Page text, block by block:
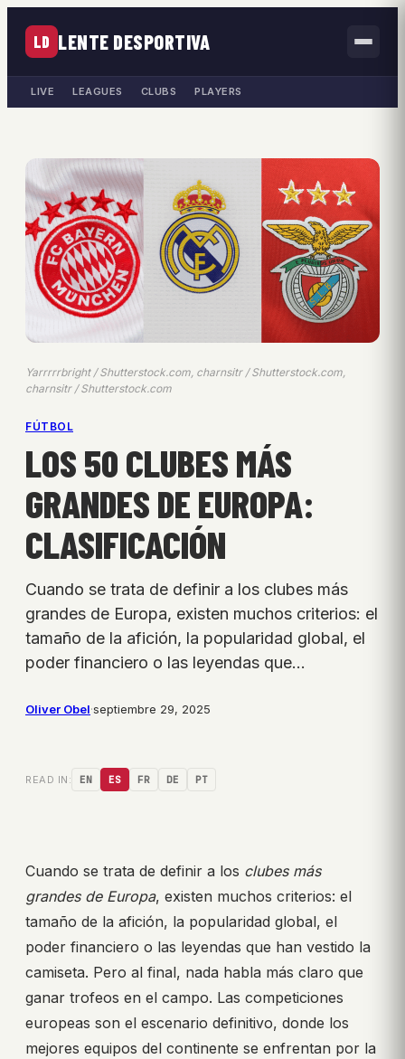
LD LENTE DESPORTIVA
LIVE LEAGUES CLUBS PLAYERS
Yarrrrrbright / Shutterstock.com, charnsitr / Shutterstock.com,
charnsitr / Shutterstock.com
FÚTBOL
LOS 50 CLUBES MÁS
GRANDES DE EUROPA:
CLASIFICACIÓN
Cuando se trata de definir a los clubes más
grandes de Europa, existen muchos criterios: el
tamaño de la afición, la popularidad global, el
poder financiero o las leyendas que…
Oliver Obel·septiembre 29, 2025
READ IN: EN ES FR DE PT
Cuando se trata de definir a los clubes más
grandes de Europa, existen muchos criterios: el
tamaño de la afición, la popularidad global, el
poder financiero o las leyendas que han vestido la
camiseta. Pero al final, nada habla más claro que
ganar trofeos en el campo. Las competiciones
europeas son el escenario definitivo, donde los
mejores equipos del continente se enfrentan por la